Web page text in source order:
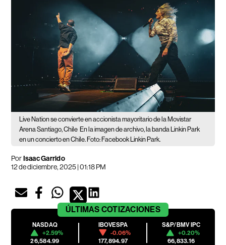
Live Nation se convierte en accionista mayoritario de la Movistar
Arena Santiago, Chile En la imagen de archivo, la banda Linkin Park
en un concierto en Chile. Foto: Facebook Linkin Park.
PorIsaac Garrido
12 de diciembre, 2025 | 01:18 PM
ÚLTIMAS COTIZACIONES
NASDAQ
+2.59%
26,584.99
IBOVESPA
-0.06%
177,894.97
S&P/BMV IPC
+0.20%
66,833.16